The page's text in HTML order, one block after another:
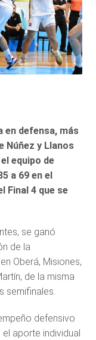
en defensa, más
Núñez y Llanos
equipo de
a 69 en el
Final 4 que se
se ganó
de la
Oberá, Misiones,
de la misma
semifinales.
defensivo
aporte individual